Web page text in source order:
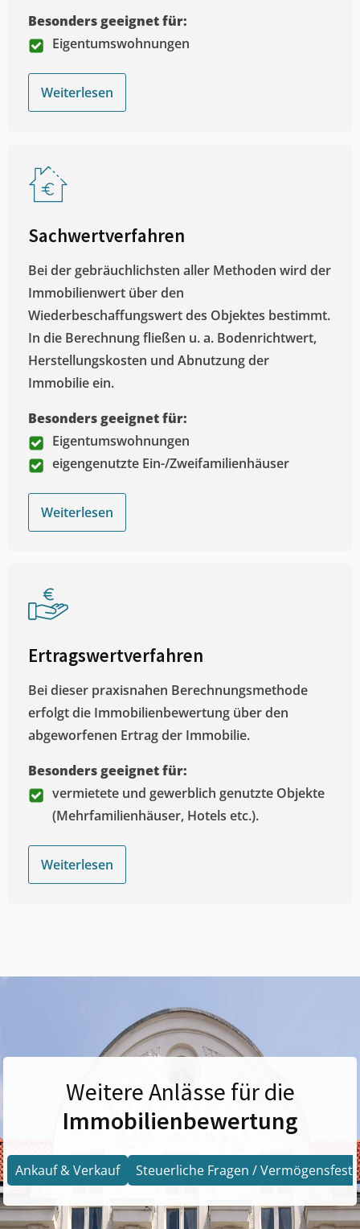
Besonders geeignet für:
Eigentumswohnungen
Weiterlesen
Sachwertverfahren
Bei der gebräuchlichsten aller Methoden wird der
Immobilienwert über den
Wiederbeschaffungswert des Objektes bestimmt.
In die Berechnung fließen u. a. Bodenrichtwert,
Herstellungskosten und Abnutzung der
Immobilie ein.
Besonders geeignet für:
Eigentumswohnungen
eigengenutzte Ein-/Zweifamilienhäuser
Weiterlesen
Ertragswertverfahren
Bei dieser praxisnahen Berechnungsmethode
erfolgt die Immobilienbewertung über den
abgeworfenen Ertrag der Immobilie.
Besonders geeignet für:
vermietete und gewerblich genutzte Objekte
(Mehrfamilienhäuser, Hotels etc.).
Weiterlesen
Weitere Anlässe für die
Immobilienbewertung
Ankauf & Verkauf Steuerliche Fragen /